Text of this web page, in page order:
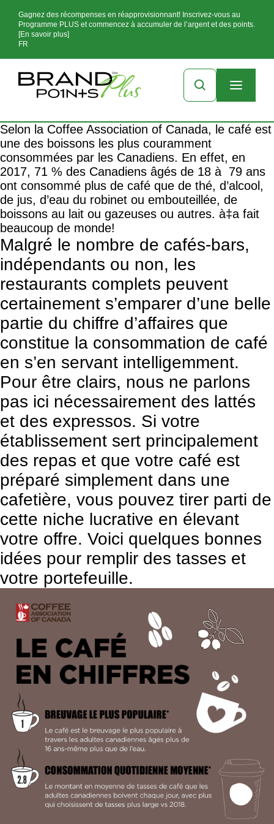
Gagnez des récompenses en réapprovisionnant! Inscrivez-vous au
Programme PLUS et commencez à accumuler de l’argent et des points.
[En savoir plus]
FR
Selon la Coffee Association of Canada, le café est
une des boissons les plus couramment
consommées par les Canadiens. En effet, en
2017, 71 % des Canadiens âgés de 18 à 79 ans
ont consommé plus de café que de thé, d’alcool,
de jus, d’eau du robinet ou embouteillée, de
boissons au lait ou gazeuses ou autres. à‡a fait
beaucoup de monde!
Malgré le nombre de cafés-bars,
indépendants ou non, les
restaurants complets peuvent
certainement s’emparer d’une belle
partie du chiffre d’affaires que
constitue la consommation de café
en s’en servant intelligemment.
Pour être clairs, nous ne parlons
pas ici nécessairement des lattés
et des expressos. Si votre
établissement sert principalement
des repas et que votre café est
préparé simplement dans une
cafetière, vous pouvez tirer parti de
cette niche lucrative en élevant
votre offre. Voici quelques bonnes
idées pour remplir des tasses et
votre portefeuille.